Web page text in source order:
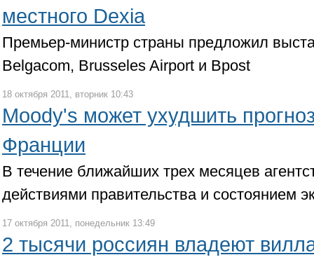
местного Dexia
Премьер-министр страны предложил
Belgacom, Brusseles Airport и Bpost
18 октября 2011, вторник 10:43
Moody's может ухудшить
Франции
В течение ближайших трех месяцев
действиями правительства и состоянием
17 октября 2011, понедельник 13:49
2 тысячи россиян владеют